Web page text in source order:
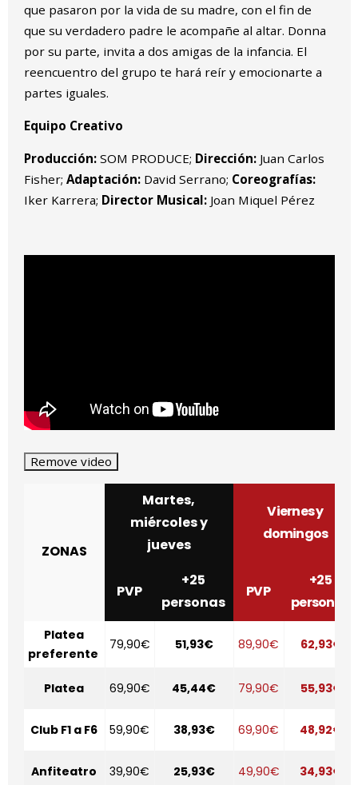
que pasaron por la vida de su madre, con el fin de
que su verdadero padre le acompañe al altar. Donna
por su parte, invita a dos amigas de la infancia. El
reencuentro del grupo te hará reír y emocionarte a
partes iguales.
Equipo Creativo
Producción:SOM PRODUCE; Dirección: Juan Carlos
Fisher; Adaptación:David Serrano; Coreografías:
Iker Karrera; Director Musical:Joan Miquel Pérez
ZONAS
Martes,
miércoles y
jueves
Viernes y
domingos
PVP
+25
personas
PVP
+25
personas
Platea
preferente
79,90€ 51,93€ 89,90€ 62,93€
Platea 69,90€ 45,44€ 79,90€ 55,93€
Club F1 a F6 59,90€ 38,93€ 69,90€ 48,92€
Anfiteatro 39,90€ 25,93€ 49,90€ 34,93€